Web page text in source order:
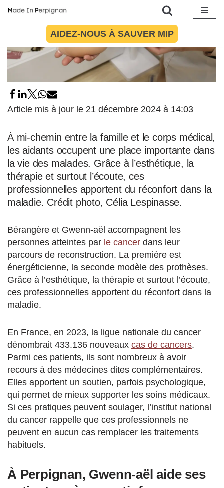
contenu
AIDEZ-NOUS À SAUVER MIP
Article mis à jour le 21 décembre 2024 à 14:03
À mi-chemin entre la famille et le corps médical,
les aidants occupent une place importante dans
la vie des malades. Grâce à l’esthétique, la
thérapie et surtout l’écoute, ces
professionnelles apportent du réconfort dans la
maladie. Crédit photo, Célia Lespinasse.
Bérangère et Gwenn-aël accompagnent les
personnes atteintes par le cancer dans leur
parcours de reconstruction. La première est
énergéticienne, la seconde modèle des prothèses.
Grâce à l’esthétique, la thérapie et surtout l’écoute,
ces professionnelles apportent du réconfort dans la
maladie.
En France, en 2023, la ligue nationale du cancer
dénombrait 433.136 nouveaux cas de cancers.
Parmi ces patients, ils sont nombreux à avoir
recours à des médecines dites complémentaires.
Elles apportent un soutien, parfois psychologique,
qui permet de mieux supporter les soins médicaux.
Si ces pratiques peuvent soulager, l’institut national
du cancer rappelle que ces professionnels ne
peuvent en aucun cas remplacer les traitements
habituels.
À Perpignan, Gwenn-aël aide ses